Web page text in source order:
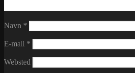
Navn *
E-mail *
Websted